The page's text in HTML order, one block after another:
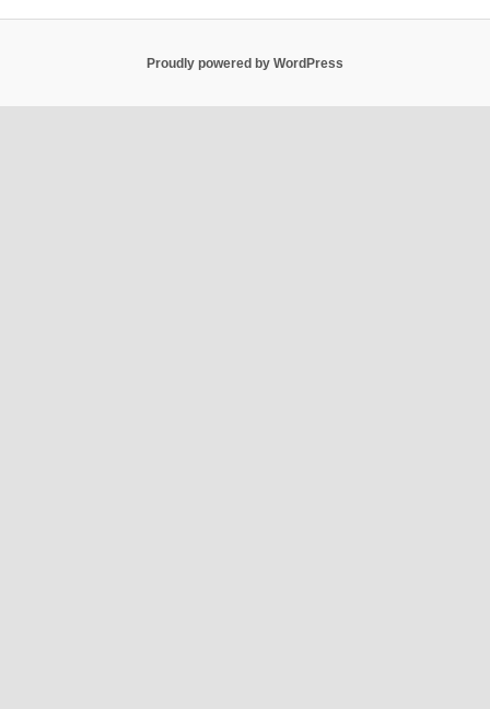
Proudly powered by WordPress